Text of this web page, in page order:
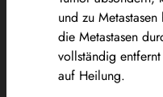
und zu
die Metastasen
vollständig
auf Heilung.